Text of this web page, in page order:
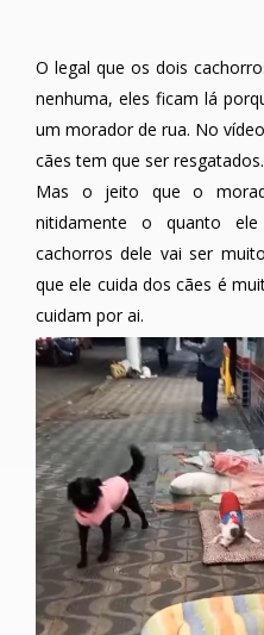
O legal que os dois
nenhuma, eles ficam lá
um morador de rua. No
cães tem que ser resgatados.
Mas o jeito que o
nitidamente o quanto
cachorros dele vai ser
que ele cuida dos cães é
cuidam por ai.